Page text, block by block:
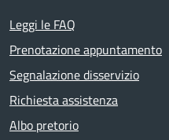
Leggi le FAQ
Prenotazione appuntamento
Segnalazione disservizio
Richiesta assistenza
Albo pretorio